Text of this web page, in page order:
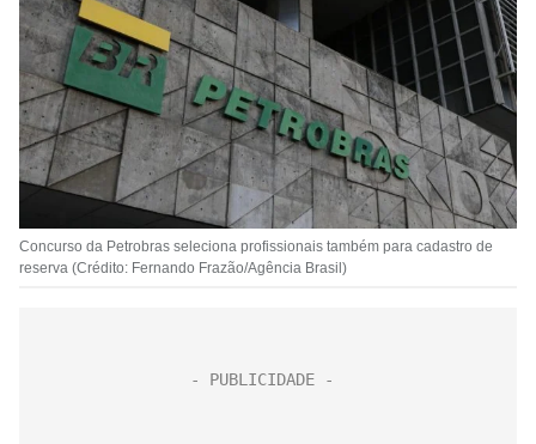
Concurso da Petrobras seleciona profissionais também para cadastro de
reserva (Crédito: Fernando Frazão/Agência Brasil)